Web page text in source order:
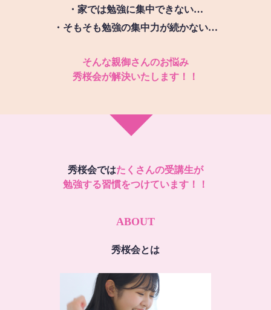
・家では勉強に集中できない…
・そもそも勉強の集中力が続かない…
そんな親御さんのお悩み
秀桜会が解決いたします！！
秀桜会ではたくさんの受講生が
勉強する習慣をつけています！！
ABOUT
秀桜会とは